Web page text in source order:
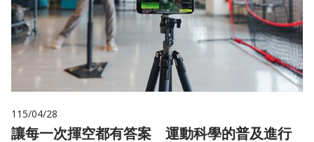
115/04/28
讓每一次揮空都有答案 運動科學的普及進行